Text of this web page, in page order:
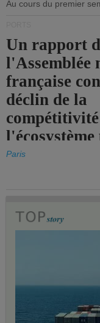
Au cours du premier
Un rapport
l'Assemblée
française
déclin de la
de l'État.
Paris